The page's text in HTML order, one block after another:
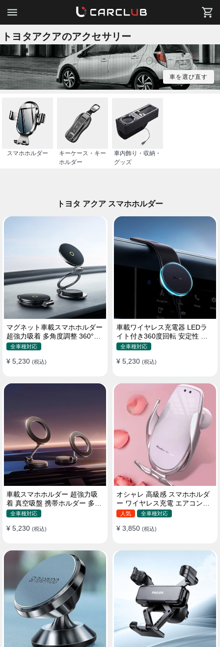
トヨタアクアのアクセサリー
車を選び直す
スマホホルダー
キーケース・キー
ホルダー
車内飾り・収納・
グッズ
トヨタ アクア スマホホルダー
マグネット車載スマホホルダー
超強力吸着 多角度調整 360°回
転な台座 車用ホルダー 折りた
全機種対応
全車種対応
¥ 5,230 (税込)
車載ワイヤレス充電器 LEDラ
イト付き360度回転 安定性 粘
着ゲル吸盤＆エアコン吹き出し
イヤレス充電 スマホホルダー
全車種対応
¥ 5,230 (税込)
車載スマホホルダー 超強力吸
着 真空吸盤 携帯ホルダー 多角
度調整 360°回転な台座 車用ホ
カー用品 全機種対応
全車種対応
¥ 5,230 (税込)
オシャレ 高級感 スマホホルダ
ー ワイヤレス充電 エアコン吹
き出し口/ 吸盤タイプ 女性
人気 全車種対応
¥ 3,850 (税込)